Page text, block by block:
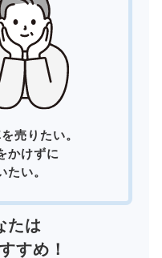
売りたい。
かけずに
たい。
たは
すめ！